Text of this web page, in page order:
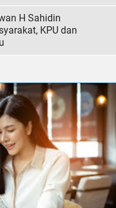
H Sahidin
KPU dan